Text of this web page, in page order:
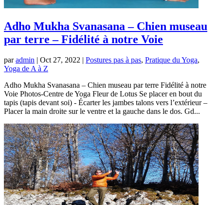
Adho Mukha Svanasana – Chien museau
par terre – Fidélité à notre Voie
paradmin | Oct 27, 2022 | Postures pas à pas, Pratique du Yoga,
Yoga de A à Z
Adho Mukha Svanasana – Chien museau par terre Fidélité à notre
Voie Photos-Centre de Yoga Fleur de Lotus Se placer en bout du
tapis (tapis devant soi) - Écarter les jambes talons vers l’extérieur –
Placer la main droite sur le ventre et la gauche dans le dos. Gd...